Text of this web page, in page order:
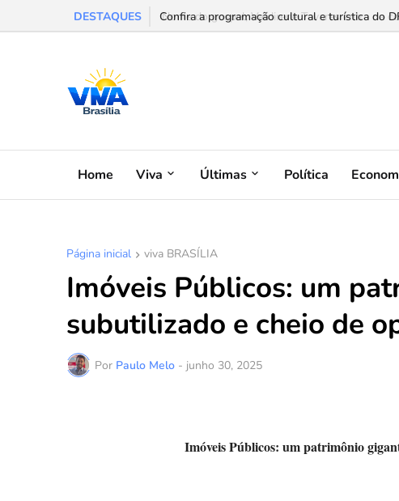
DESTAQUES Confira a programação cultural e turística do
Home Viva Últimas Política
Página inicial viva BRASÍLIA
Imóveis Públicos: um
subutilizado e cheio de
Por Paulo Melo - junho 30, 2025
Imóveis Públicos: um patrimônio